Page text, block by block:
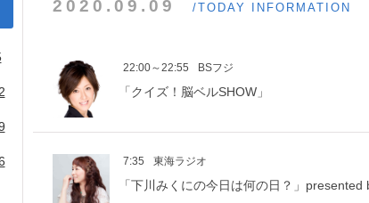
2020.09.09 /TODAY INFORMATION
22:00～22:55 BSフジ
「クイズ！脳ベルSHOW」
7:35 東海ラジオ
「下川みくにの今日は何の日？」presented